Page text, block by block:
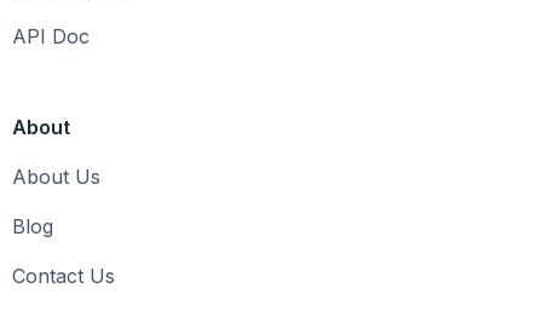
API Doc
About
About Us
Blog
Contact Us